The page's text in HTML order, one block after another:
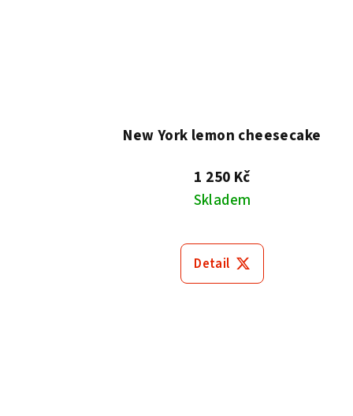
New York lemon cheesecake
1 250 Kč
Skladem
Detail